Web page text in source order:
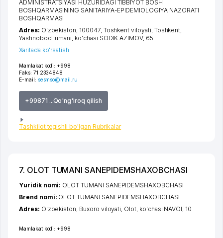
Mamlakat kodi: +998
Faks: 71 2334848
E-mail: sesmso@mail.ru
+99871 ...Qo'ng'iroq qilish
Tashkilot tegishli bo'lgan Rubrikalar
ADMINISTRATSIYASI HUZURIDAGI TIBBIYOT BOSH
BOSHQARMASINING SANITARIYA-EPIDEMIOLOGIYA NAZORATI
BOSHQARMASI
Adres: O'zbekiston, 100047, Toshkent viloyati, Toshkent,
Yashnobod tumani, ko'chasi SODIK AZIMOV, 65
Xaritada ko'rsatish
7. OLOT TUMANI SANEPIDEMSHAXOBCHASI
Mamlakat kodi: +998
Yuridik nomi: OLOT TUMANI SANEPIDEMSHAXOBCHASI
Brend nomi: OLOT TUMANI SANEPIDEMSHAXOBCHASI
Adres: O'zbekiston, Buxoro viloyati, Olot, ko'chasi NAVOI, 10